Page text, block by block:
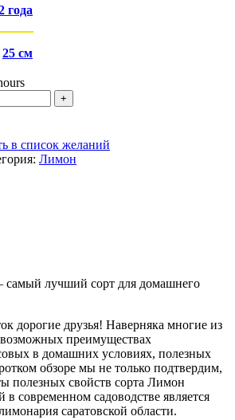
года
25 см
в список желаний
Лимон
лучший сорт для домашнего
дорогие друзья! Наверняка многие из
преимуществах
в домашних условиях, полезных
обзоре мы не только подтвердим,
полезных свойств сорта Лимон
современном садоводстве является
саратовской области.